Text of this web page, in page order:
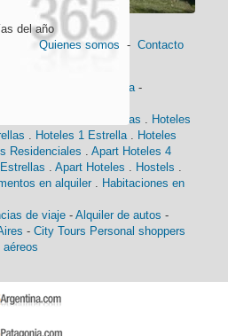
del año
Quienes somos - Contacto
Historia-
Hoteles 4 Estrellas . Hoteles
. Hoteles 1 Estrella. Hoteles
Residenciales . Apart Hoteles 4
. Apart Hoteles . Hostels .
en alquiler . Habitaciones en
de viaje - Alquiler de autos -
- City Tours Personal shoppers
aéreos